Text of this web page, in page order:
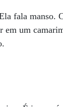
fala manso.
um